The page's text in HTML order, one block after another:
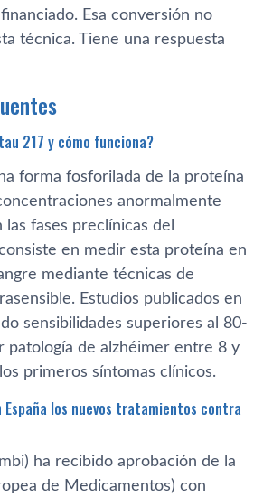
Esa conversión no
técnica. Tiene una respuesta
217 y cómo funciona?
forma fosforilada de la proteína
anormalmente
fases preclínicas del
en medir esta proteína en
mediante técnicas de
Estudios publicados en
sensibilidades superiores al 80-
patología de alzhéimer entre 8 y
primeros síntomas clínicos.
España los nuevos tratamientos contra
ha recibido aprobación de la
de Medicamentos) con